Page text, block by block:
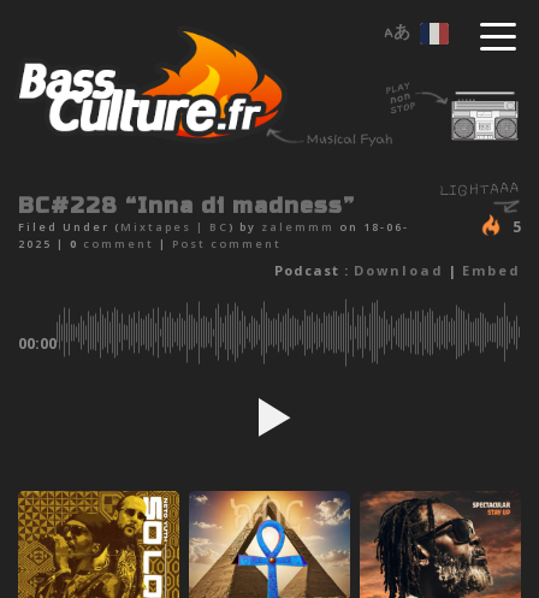
BC#228 “Inna di madness”
Filed Under ( Mixtapes | BC ) by zalemmm
on 18-06-
2025 | 0 comment | Post comment
5
Podcast : Download | Embed
00:00